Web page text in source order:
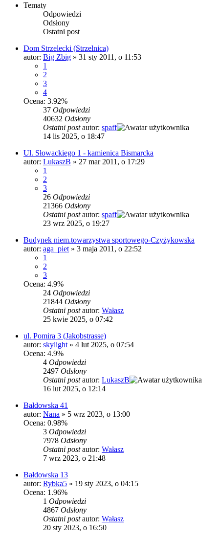
Tematy
Odpowiedzi
Odsłony
Ostatni post
Dom Strzelecki (Strzelnica)
autor: Big Zbig » 31 sty 2011, o 11:53
1
2
3
4
Ocena: 3.92%
37 Odpowiedzi
40632 Odsłony
Ostatni postautor: spaff
14 lis 2025, o 18:47
Ul. Słowackiego 1 - kamienica Bismarcka
autor: LukaszB » 27 mar 2011, o 17:29
1
2
3
26 Odpowiedzi
21366 Odsłony
Ostatni postautor: spaff
23 wrz 2025, o 19:27
Budynek niem.towarzystwa sportowego-Czyżykowska
autor: aga_piet » 3 maja 2011, o 22:52
1
2
3
Ocena: 4.9%
24 Odpowiedzi
21844 Odsłony
Ostatni postautor: Wałasz
25 kwie 2025, o 07:42
ul. Pomira 3 (Jakobstrasse)
autor: skylight » 4 lut 2025, o 07:54
Ocena: 4.9%
4 Odpowiedzi
2497 Odsłony
Ostatni postautor: LukaszB
16 lut 2025, o 12:14
Bałdowska 41
autor: Nana » 5 wrz 2023, o 13:00
Ocena: 0.98%
3 Odpowiedzi
7978 Odsłony
Ostatni postautor: Wałasz
7 wrz 2023, o 21:48
Bałdowska 13
autor: Rybka5 » 19 sty 2023, o 04:15
Ocena: 1.96%
1 Odpowiedzi
4867 Odsłony
Ostatni postautor: Wałasz
20 sty 2023, o 16:50